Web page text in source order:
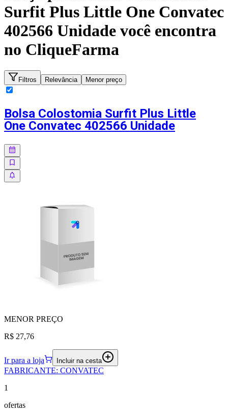
Surfit Plus Little One Convatec
402566 Unidade você encontra
no CliqueFarma
Filtros Relevância Menor preço
Bolsa Colostomia Surfit Plus Little
One Convatec 402566 Unidade
MENOR PREÇO
R$ 27,76
Ir para a loja Incluir na cesta
FABRICANTE: CONVATEC
1
ofertas